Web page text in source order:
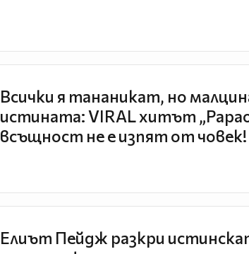
Всички я тананикат, но
истината: VIRAL хитът
всъщност не е изпят от човек!
Елиът Пейдж разкри